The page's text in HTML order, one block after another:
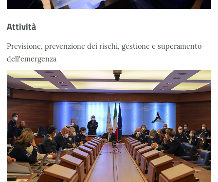
Attività
Previsione, prevenzione dei rischi, gestione e superamento
dell'emergenza